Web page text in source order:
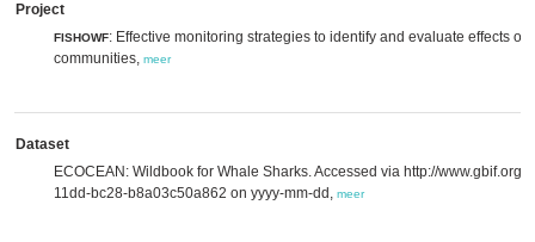
Project
FISHOWF: Effective monitoring strategies to identify and evaluate effects of
communities, meer
Dataset
ECOCEAN: Wildbook for Whale Sharks. Accessed via http://
11dd-bc28-b8a03c50a862 on yyyy-mm-dd, meer